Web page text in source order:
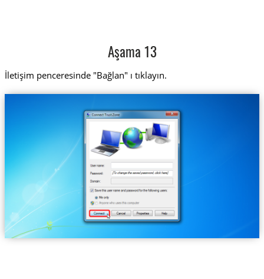
Aşama 13
İletişim penceresinde "Bağlan" ı tıklayın.